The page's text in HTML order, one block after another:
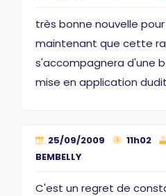
très bonne nouvelle
maintenant que cette
s'accompagnera d'une
mise en application
25/09/2009 11h02
BEMBELLY
C'est un regret de